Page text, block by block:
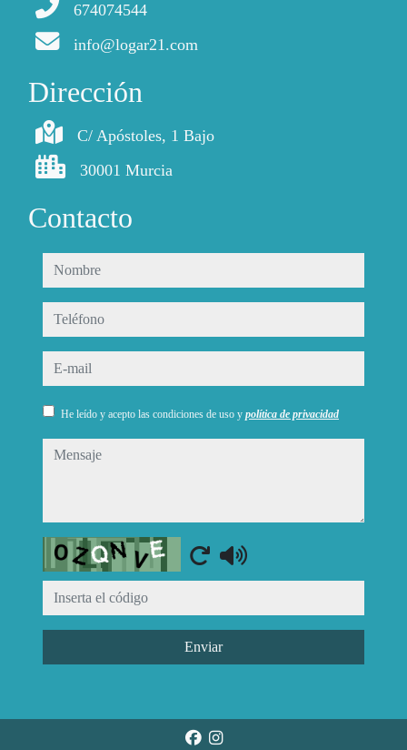
674074544
info@logar21.com
Dirección
C/ Apóstoles, 1 Bajo
30001 Murcia
Contacto
nombre
teléfono
e-mail
He leído y acepto las condiciones de uso y política de privacidad
mensaje
Captcha
Enviar